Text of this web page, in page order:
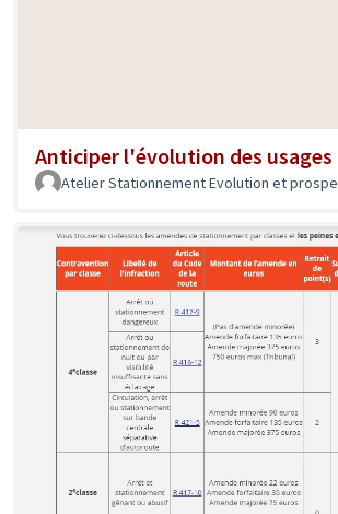
Anticiper l'évolution des usages
Atelier Stationnement Evolution et